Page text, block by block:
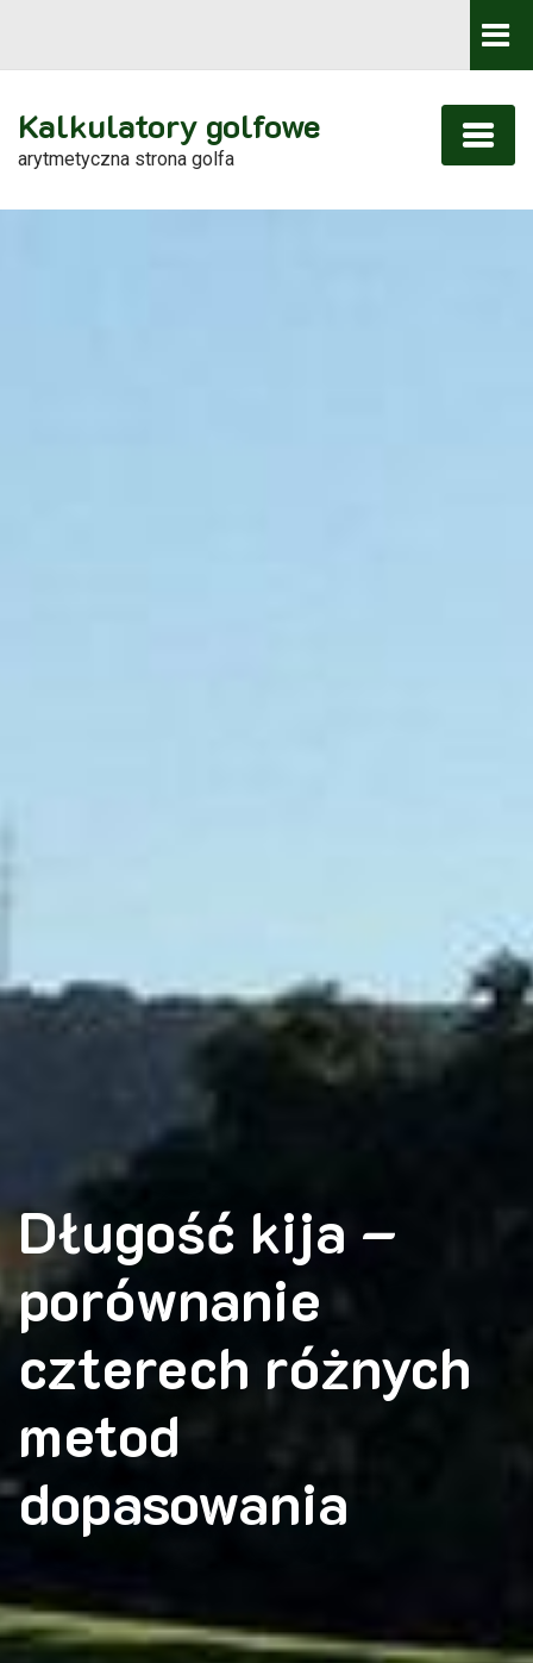
Kalkulatory golfowe
arytmetyczna strona golfa
Długość kija –
porównanie
czterech różnych
metod
dopasowania